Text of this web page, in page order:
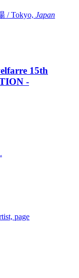
/ Tokyo, Japan
15th
-
page